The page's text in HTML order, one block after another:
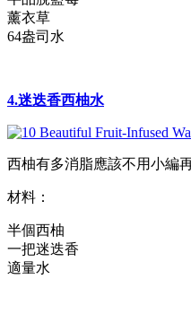
薰衣草
64盎司水
4.迷迭香西柚水
西柚有多消脂應該不用小編
材料：
半個西柚
一把迷迭香
適量水